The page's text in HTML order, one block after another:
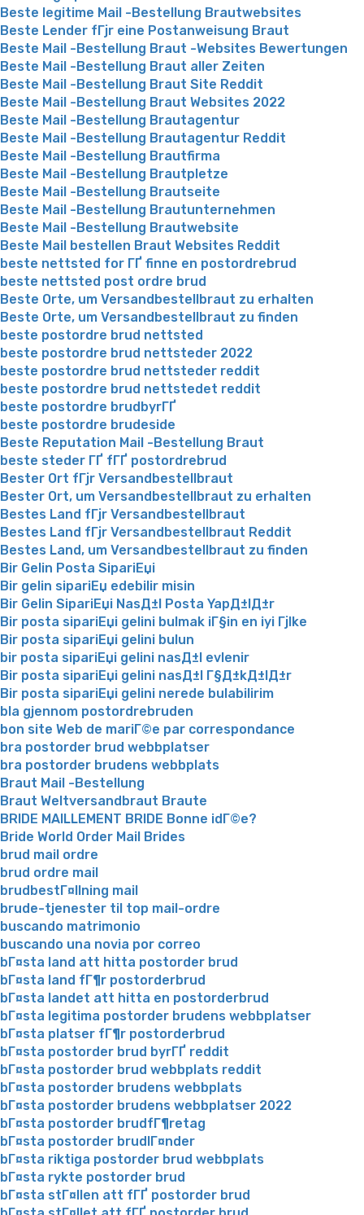
Beste legitime Mail -Bestellung Brautwebsites
Beste Lender fГјr eine Postanweisung Braut
Beste Mail -Bestellung Braut -Websites Bewertungen
Beste Mail -Bestellung Braut aller Zeiten
Beste Mail -Bestellung Braut Site Reddit
Beste Mail -Bestellung Braut Websites 2022
Beste Mail -Bestellung Brautagentur
Beste Mail -Bestellung Brautagentur Reddit
Beste Mail -Bestellung Brautfirma
Beste Mail -Bestellung Brautpletze
Beste Mail -Bestellung Brautseite
Beste Mail -Bestellung Brautunternehmen
Beste Mail -Bestellung Brautwebsite
Beste Mail bestellen Braut Websites Reddit
beste nettsted for ГҐ finne en postordrebrud
beste nettsted post ordre brud
Beste Orte, um Versandbestellbraut zu erhalten
Beste Orte, um Versandbestellbraut zu finden
beste postordre brud nettsted
beste postordre brud nettsteder 2022
beste postordre brud nettsteder reddit
beste postordre brud nettstedet reddit
beste postordre brudbyrГҐ
beste postordre brudeside
Beste Reputation Mail -Bestellung Braut
beste steder ГҐ fГҐ postordrebrud
Bester Ort fГјr Versandbestellbraut
Bester Ort, um Versandbestellbraut zu erhalten
Bestes Land fГјr Versandbestellbraut
Bestes Land fГјr Versandbestellbraut Reddit
Bestes Land, um Versandbestellbraut zu finden
Bir Gelin Posta SipariЕџi
Bir gelin sipariЕџ edebilir misin
Bir Gelin SipariЕџi NasД±l Posta YapД±lД±r
Bir posta sipariЕџi gelini bulmak iГ§in en iyi Гјlke
Bir posta sipariЕџi gelini bulun
bir posta sipariЕџi gelini nasД±l evlenir
Bir posta sipariЕџi gelini nasД±l Г§Д±kД±lД±r
Bir posta sipariЕџi gelini nerede bulabilirim
bla gjennom postordrebruden
bon site Web de mariГ©e par correspondance
bra postorder brud webbplatser
bra postorder brudens webbplats
Braut Mail -Bestellung
Braut Weltversandbraut Braute
BRIDE MAILLEMENT BRIDE Bonne idГ©e?
Bride World Order Mail Brides
brud mail ordre
brud ordre mail
brudbestГ¤llning mail
brude-tjenester til top mail-ordre
buscando matrimonio
buscando una novia por correo
bГ¤sta land att hitta postorder brud
bГ¤sta land fГ¶r postorderbrud
bГ¤sta landet att hitta en postorderbrud
bГ¤sta legitima postorder brudens webbplatser
bГ¤sta platser fГ¶r postorderbrud
bГ¤sta postorder brud byrГҐ reddit
bГ¤sta postorder brud webbplats reddit
bГ¤sta postorder brudens webbplats
bГ¤sta postorder brudens webbplatser 2022
bГ¤sta postorder brudfГ¶retag
bГ¤sta postorder brudlГ¤nder
bГ¤sta riktiga postorder brud webbplats
bГ¤sta rykte postorder brud
bГ¤sta stГ¤llen att fГҐ postorder brud